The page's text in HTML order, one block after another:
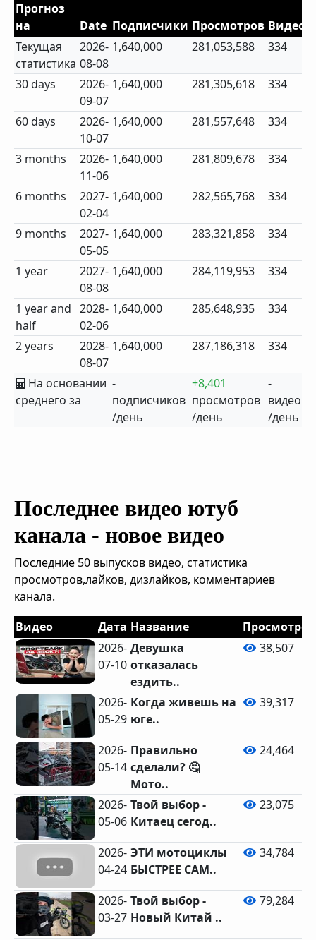
Прогноз
на
Date Подписчики Просмотров Видео
Текущая
статистика
2026-
08-08
1,640,000 281,053,588 334
30 days
2026-
09-07
1,640,000 281,305,618 334
60 days
2026-
10-07
1,640,000 281,557,648 334
3 months
2026-
11-06
1,640,000 281,809,678 334
6 months
2027-
02-04
1,640,000 282,565,768 334
9 months
2027-
05-05
1,640,000 283,321,858 334
1 year
2027-
08-08
1,640,000 284,119,953 334
1 year and
half
2028-
02-06
1,640,000 285,648,935 334
2 years
2028-
08-07
1,640,000 287,186,318 334
На основании
среднего за
-
подписчиков
/день
+8,401
просмотров
/день
-
видео
/день
Последнее видео ютуб
канала - новое видео
Последние 50 выпусков видео, статистика
просмотров,лайков, дизлайков, комментариев
канала.
Видео
Дата Название
Просмотров
2026-
07-10
Девушка
отказалась
ездить..
38,507
2026-
05-29
Когда живешь на
юге..
39,317
2026-
05-14
Правильно
сделали? 🤔
Мото..
24,464
2026-
05-06
Твой выбор -
Китаец сегод..
23,075
2026-
04-24
ЭТИ мотоциклы
БЫСТРЕЕ САМ..
34,784
2026-
03-27
Твой выбор -
Новый Китай ..
79,284